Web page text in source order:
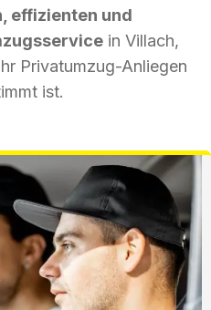
effizienten und
in Villach,
Privatumzug-Anliegen
ist.